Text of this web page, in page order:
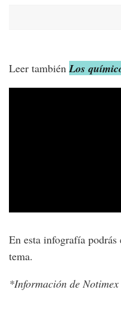
Leer también Los
En esta infografía podrás
tema.
*Información de Notimex